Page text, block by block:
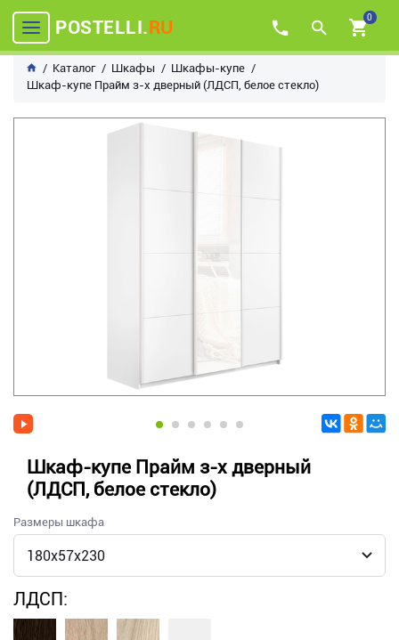
POSTELLI.RU 0
Каталог Шкафы
Шкафы-купе
Шкаф-купе Прайм з-х дверный (ЛДСП, белое стекло)
Шкаф-купе Прайм з-х дверный
(ЛДСП, белое стекло)
Размеры шкафа
ЛДСП: